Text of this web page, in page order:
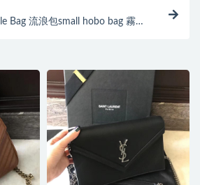
Bag 流浪包small hobo bag 霧霾